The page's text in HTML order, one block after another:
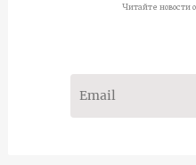
Читайте новости